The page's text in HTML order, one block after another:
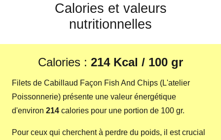
Calories et valeurs
nutritionnelles
Calories : 214 Kcal / 100 gr
Filets de Cabillaud Façon Fish And Chips (L'atelier
Poissonnerie) présente une valeur énergétique
d'environ 214 calories pour une portion de 100 gr.
Pour ceux qui cherchent à perdre du poids, il est crucial